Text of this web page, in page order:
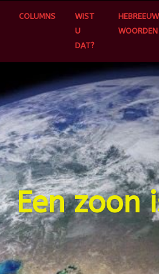
COLUMNS
WIST
U
DAT?
WOORDEN
Een